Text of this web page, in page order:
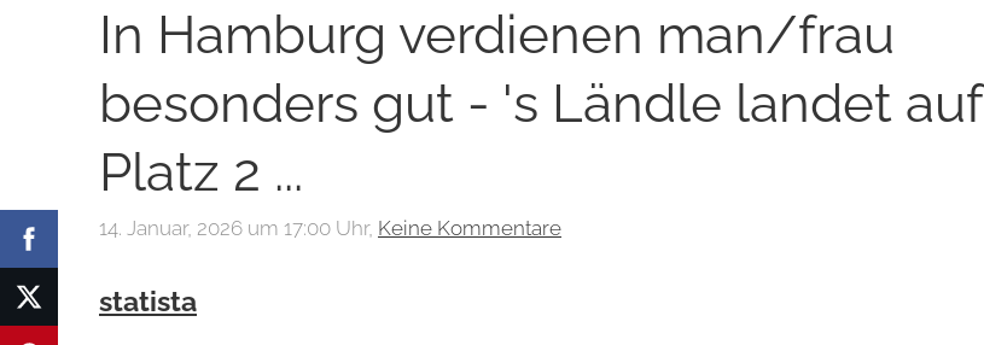
In Hamburg verdienen man/frau
besonders gut - 's Ländle landet auf
Platz 2 ...
14. Januar, 2026 um 17:00 Uhr, Keine Kommentare
statista